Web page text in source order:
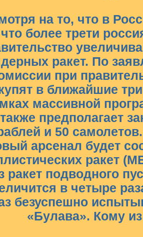
на то, что в
что более трети
ракет. По
при
в ближайшие
массивной
также предполагает
и 50
арсенал будет
ракет
ракет подводного
в четыре
безуспешно
«Булава». Кому